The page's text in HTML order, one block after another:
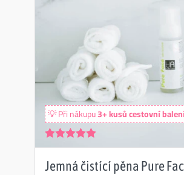
Hodnocení
💡 Při nákupu3+ kusů cestovní
Jemná čistící pěna Pure